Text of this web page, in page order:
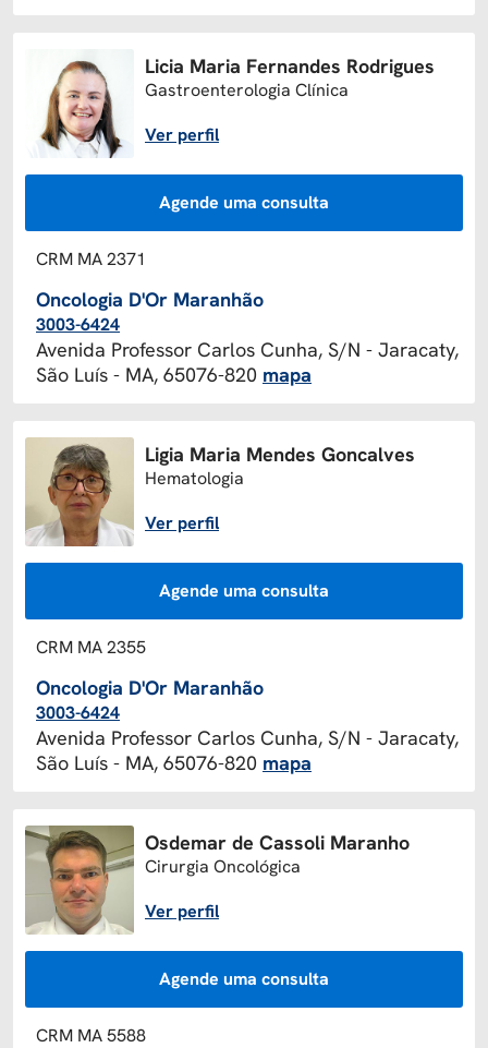
Licia Maria Fernandes Rodrigues
Gastroenterologia Clínica
Ver perfil
Agende uma consulta
CRM MA 2371
Oncologia D'Or Maranhão
3003-6424
Avenida Professor Carlos Cunha, S/N - Jaracaty,
São Luís - MA, 65076-820 mapa
Ligia Maria Mendes Goncalves
Hematologia
Ver perfil
Agende uma consulta
CRM MA 2355
Oncologia D'Or Maranhão
3003-6424
Avenida Professor Carlos Cunha, S/N - Jaracaty,
São Luís - MA, 65076-820 mapa
Osdemar de Cassoli Maranho
Cirurgia Oncológica
Ver perfil
Agende uma consulta
CRM MA 5588